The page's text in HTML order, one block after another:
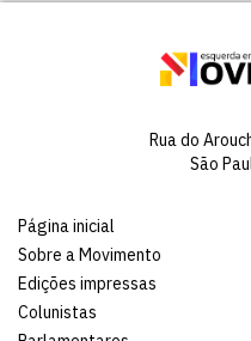
Rua do
São
Página inicial
Sobre a Movimento
Edições impressas
Colunistas